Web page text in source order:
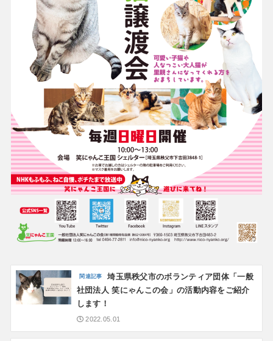
埼玉県秩父市のボランティア団体「一般
社団法人 笑にゃんこの会」の活動内容をご紹介
します！
2022.05.01